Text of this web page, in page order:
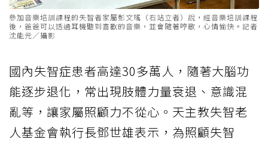
參加音樂培訓課程的失智者家屬彭文瑤（右站立者）說，經音樂培訓課程
後，爸爸可以透過耳機聽到喜歡的音樂，並會隨著哼歌，心情愉快。記者
沈能元／攝影
國內失智症患者高達30多萬人，隨著大腦功
能逐步退化，常出現肢體力量衰退、意識混
亂等，讓家屬照顧力不從心。天主教失智老
人基金會執行長鄧世雄表示，為照顧失智